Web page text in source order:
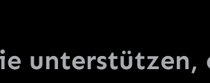
unterstützen,